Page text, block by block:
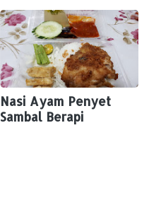
Nasi Ayam Penyet
Sambal Berapi